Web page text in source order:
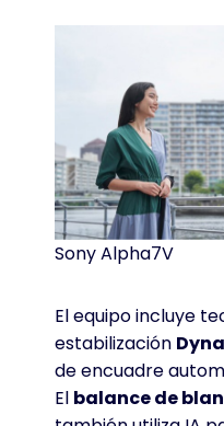
Sony Alpha7V
El equipo incluye
estabilización
de encuadre
El balance de